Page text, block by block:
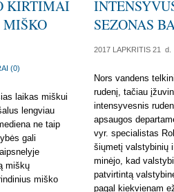
KIRTIMAI
(0)
laikas miškui
lengviau
ne taip
gali
miškų
miško
SEZONAS
2017 LAPKRITIS 21 d.
Nors vandens
rudenį, tačiau
intensyvesnis
apsaugos
vyr. specialistas
šiųmetį valstybinių
minėjo, kad
patvirtintą
pagal kiekvienam